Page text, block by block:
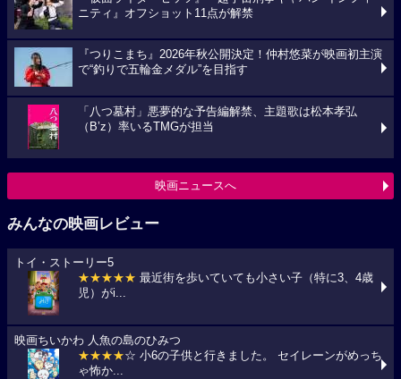
ニティ』オフショット11点が解禁
『つりこまち』2026年秋公開決定！仲村悠菜が映画初主演
で“釣りで五輪金メダル”を目指す
「八つ墓村」悪夢的な予告編解禁、主題歌は松本孝弘
（B’z）率いるTMGが担当
映画ニュースへ
みんなの映画レビュー
トイ・ストーリー5
★★★★★ 最近街を歩いていても小さい子（特に3、4歳
児）がi...
映画ちいかわ 人魚の島のひみつ
★★★★☆ 小6の子供と行きました。 セイレーンがめっち
ゃ怖か...